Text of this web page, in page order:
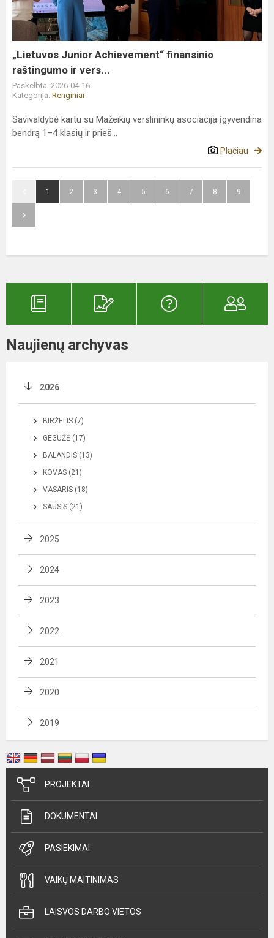
raštingumo
ir
„Lietuvos Junior Achievement“ finansinio
raštingumo ir vers...
Paskelbta: 2026-04-16
Kategorija: Renginiai
Savivaldybė kartu su Mažeikių verslininkų asociacija įgyvendina
bendrą 1–4 klasių ir prieš...
Plačiau
1 2 3 4 5 6 7 8 9
Naujienų archyvas
2026
BIRŽELIS (7)
GEGUŽĖ (17)
BALANDIS (13)
KOVAS (21)
VASARIS (18)
SAUSIS (21)
2025
2024
2023
2022
2021
2020
2019
PROJEKTAI
DOKUMENTAI
PASIEKIMAI
VAIKŲ MAITINIMAS
LAISVOS DARBO VIETOS